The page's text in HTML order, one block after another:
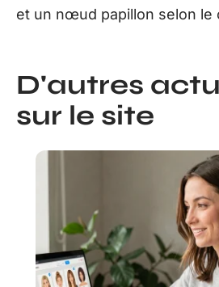
et un nœud papillon selon le
D'autres
sur le site